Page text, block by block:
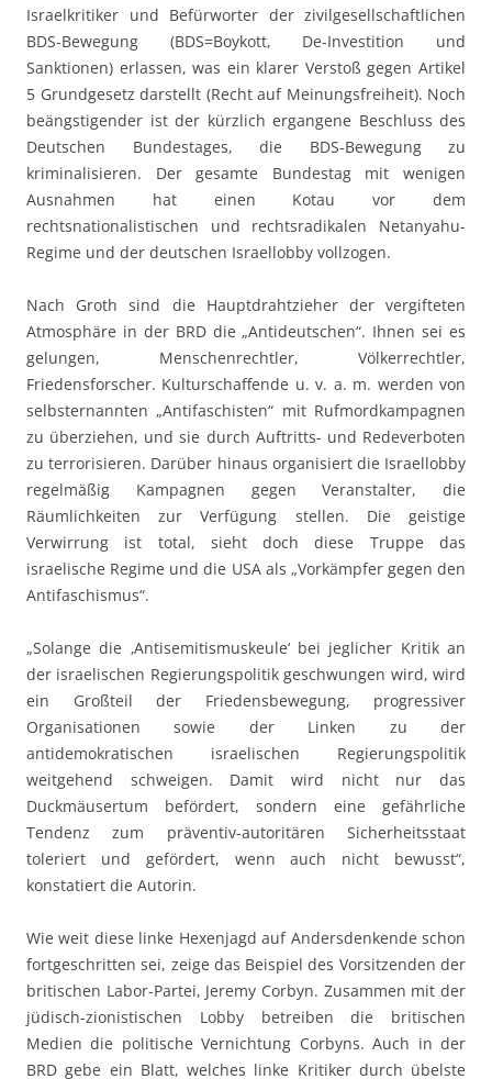
Israelkritiker und Befürworter der zivilgesellschaftlichen
BDS-Bewegung (BDS=Boykott, De-Investition und
Sanktionen) erlassen, was ein klarer Verstoß gegen Artikel
5 Grundgesetz darstellt (Recht auf Meinungsfreiheit). Noch
beängstigender ist der kürzlich ergangene Beschluss des
Deutschen Bundestages, die BDS-Bewegung zu
kriminalisieren. Der gesamte Bundestag mit wenigen
Ausnahmen hat einen Kotau vor dem
rechtsnationalistischen und rechtsradikalen Netanyahu-
Regime und der deutschen Israellobby vollzogen.
Nach Groth sind die Hauptdrahtzieher der vergifteten
Atmosphäre in der BRD die „Antideutschen“. Ihnen sei es
gelungen, Menschenrechtler, Völkerrechtler,
Friedensforscher. Kulturschaffende u. v. a. m. werden von
selbsternannten „Antifaschisten“ mit Rufmordkampagnen
zu überziehen, und sie durch Auftritts- und Redeverboten
zu terrorisieren. Darüber hinaus organisiert die Israellobby
regelmäßig Kampagnen gegen Veranstalter, die
Räumlichkeiten zur Verfügung stellen. Die geistige
Verwirrung ist total, sieht doch diese Truppe das
israelische Regime und die USA als „Vorkämpfer gegen den
Antifaschismus“.
„Solange die ‚Antisemitismuskeule‘ bei jeglicher Kritik an
der israelischen Regierungspolitik geschwungen wird, wird
ein Großteil der Friedensbewegung, progressiver
Organisationen sowie der Linken zu der
antidemokratischen israelischen Regierungspolitik
weitgehend schweigen. Damit wird nicht nur das
Duckmäusertum befördert, sondern eine gefährliche
Tendenz zum präventiv-autoritären Sicherheitsstaat
toleriert und gefördert, wenn auch nicht bewusst“,
konstatiert die Autorin.
Wie weit diese linke Hexenjagd auf Andersdenkende schon
fortgeschritten sei, zeige das Beispiel des Vorsitzenden der
britischen Labor-Partei, Jeremy Corbyn. Zusammen mit der
jüdisch-zionistischen Lobby betreiben die britischen
Medien die politische Vernichtung Corbyns. Auch in der
BRD gebe ein Blatt, welches linke Kritiker durch übelste